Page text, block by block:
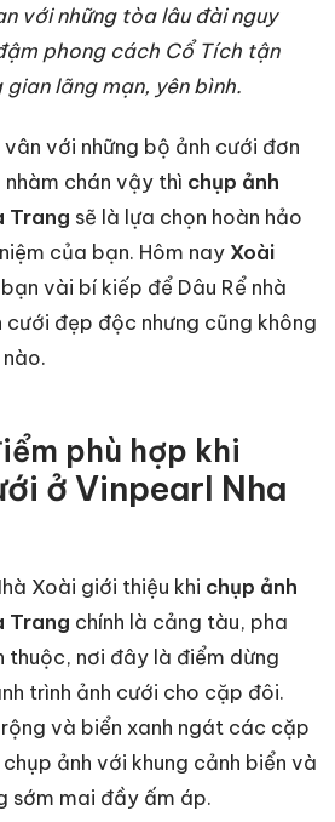
với những tòa lâu đài nguy
phong cách Cổ Tích tận
lãng mạn, yên bình.
với những bộ ảnh cưới đơn
nhàm chán vậy thì chụp ảnh
Trang sẽ là lựa chọn hoàn hảo
của bạn. Hôm nay Xoài
vài bí kiếp để Dâu Rể nhà
đẹp độc nhưng cũng không
phù hợp khi
ở Vinpearl Nha
Xoài giới thiệu khi chụp ảnh
Trang chính là cảng tàu, pha
thuộc, nơi đây là điểm dừng
trình ảnh cưới cho cặp đôi.
và biển xanh ngát các cặp
ảnh với khung cảnh biển và
sớm mai đầy ấm áp.